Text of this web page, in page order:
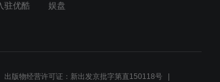
驻优酷 娱盘
出版物经营许可证：新出发京批字第直150118号